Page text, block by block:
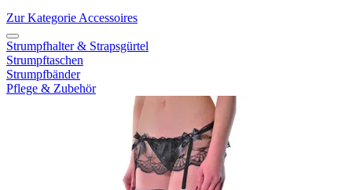
Zur Kategorie Accessoires
Strumpfhalter & Strapsgürtel
Strumpftaschen
Strumpfbänder
Pflege & Zubehör